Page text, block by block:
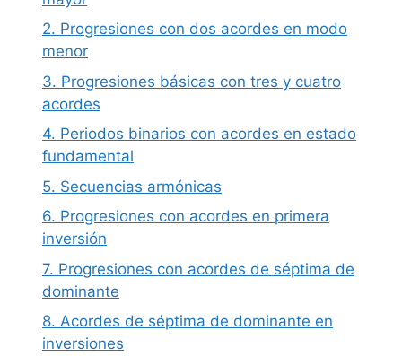
2. Progresiones con dos acordes en modo
menor
3. Progresiones básicas con tres y cuatro
acordes
4. Periodos binarios con acordes en estado
fundamental
5. Secuencias armónicas
6. Progresiones con acordes en primera
inversión
7. Progresiones con acordes de séptima de
dominante
8. Acordes de séptima de dominante en
inversiones